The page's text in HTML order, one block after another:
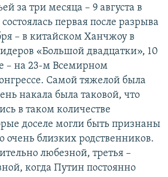
за три месяца – 9 августа в
первая после разрыва
– в китайском Ханчжоу в
«Большой двадцатки», 10
– на 23-м Всемирном
Самой тяжелой была
накала была таковой, что
в таком количестве
доселе могли быть признаны
очень близких родственников.
любезной, третья –
когда Путин постоянно